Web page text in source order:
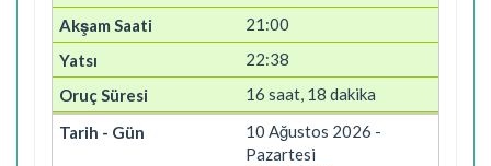
21:00
22:38
16 saat, 18 dakika
10 Ağustos 2026 -
Pazartesi